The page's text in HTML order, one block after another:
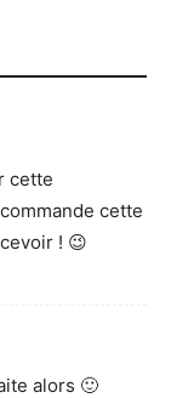
cette
cette
! 😉
alors 🙂